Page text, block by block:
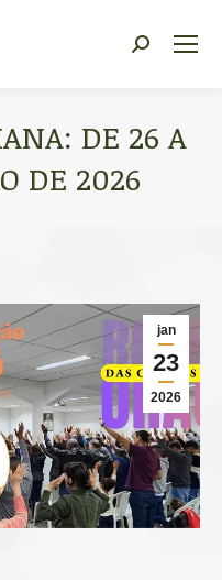
Search:
DE 26 A
DE 2026
jan
23
2026